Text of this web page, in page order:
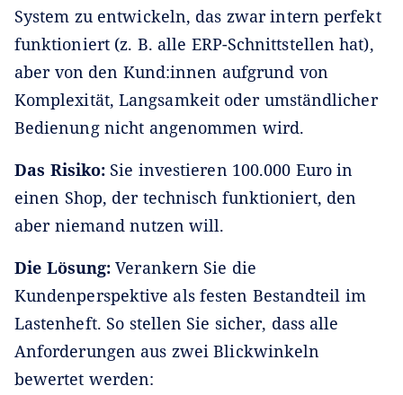
System zu entwickeln, das zwar intern perfekt
funktioniert (z. B. alle ERP-Schnittstellen hat),
aber von den Kund:innen aufgrund von
Komplexität, Langsamkeit oder umständlicher
Bedienung nicht angenommen wird.
Das Risiko: Sie investieren 100.000 Euro in
einen Shop, der technisch funktioniert, den
aber niemand nutzen will.
Die Lösung:Verankern Sie die
Kundenperspektive als festen Bestandteil im
Lastenheft. So stellen Sie sicher, dass alle
Anforderungen aus zwei Blickwinkeln
bewertet werden: